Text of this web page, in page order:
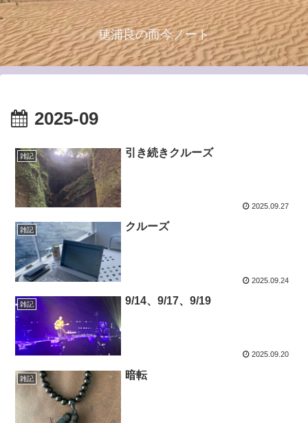
穂浦良の而今ノート
2025-09
雑記 引き続きクルーズ
2025.09.27
雑記 クルーズ
2025.09.24
雑記 9/14、9/17、9/19
2025.09.20
雑記 暗転